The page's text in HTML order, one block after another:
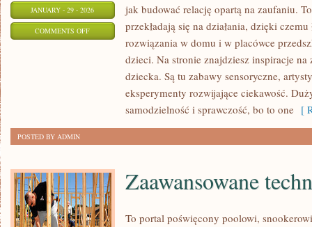
JANUARY - 29 - 2026
COMMENTS OFFON
MACIERZYŃSTWO
OJCOSTWO
jak budować relację opartą na zaufaniu.
przekładają się na działania, dzięki
rozwiązania w domu i w placówce
dzieci. Na stronie znajdziesz inspiracje
dziecka. Są tu zabawy sensoryczne,
eksperymenty rozwijające ciekawość.
samodzielność i sprawczość, bo to one [
POSTED BY ADMIN
Zaawansowane
To portal poświęcony poolowi,